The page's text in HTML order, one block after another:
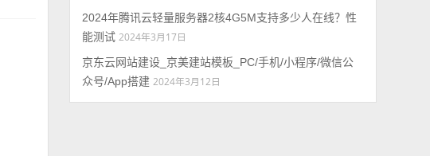
2024年腾讯云轻量服务器2核4G5M支持多少人在线？性
能测试 2024年3月17日
京东云网站建设_京美建站模板_PC/手机/小程序/微信公
众号/App搭建 2024年3月12日